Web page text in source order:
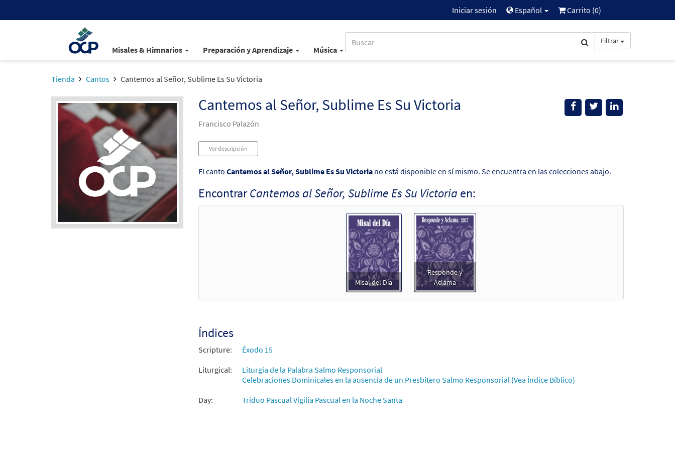
Iniciar sesión Español Carrito (0)
Misales & Himnarios Preparación y Aprendizaje Música
Filtrar
Tienda Cantos Cantemos al Señor, Sublime Es Su Victoria
Cantemos al Señor, Sublime Es Su Victoria
Francisco Palazón
Ver descripción
El canto Cantemos al Señor, Sublime Es Su Victoriano está disponible en sí mismo. Se encuentra en las colecciones abajo.
EncontrarCantemos al Señor, Sublime Es Su Victoria en:
Misal del Día
Responde y
Aclama
Índices
Scripture:
Éxodo 15
Liturgical:
Liturgia de la Palabra Salmo Responsorial
Celebraciones Dominicales en la ausencia de un Presbítero Salmo Responsorial (Vea Índice Bíblico)
Day:
Triduo Pascual Vigilia Pascual en la Noche Santa